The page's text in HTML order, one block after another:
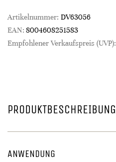
Artikelnummer: DV63056
EAN: 8004608251583
Empfohlener Verkaufspreis (UVP):
PRODUKTBESCHREIBUNG
ANWENDUNG